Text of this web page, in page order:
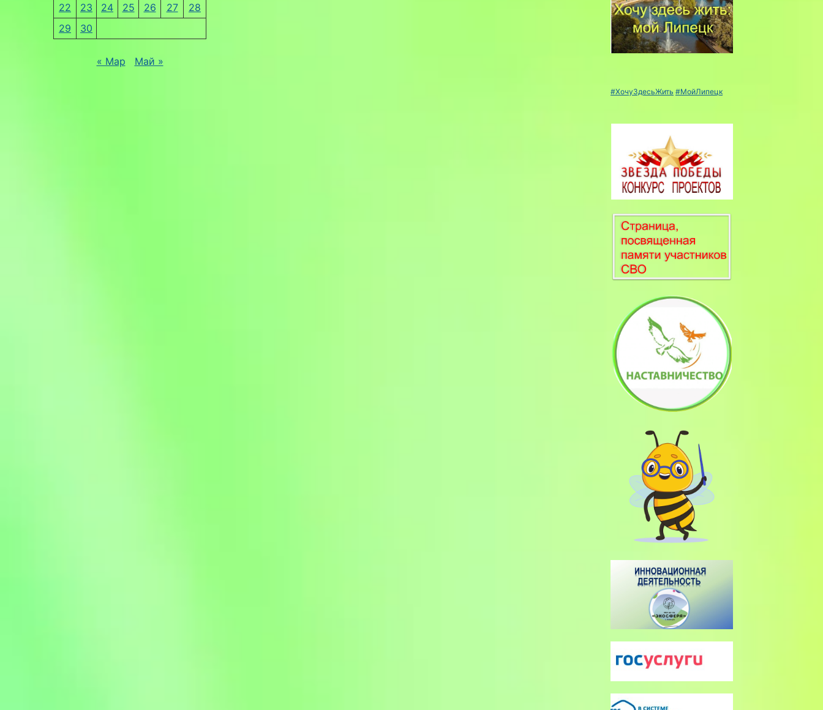
22
23 24 25 26 27
28
29
30
« Мар Май »
#ХочуЗдесьЖить #МойЛипецк